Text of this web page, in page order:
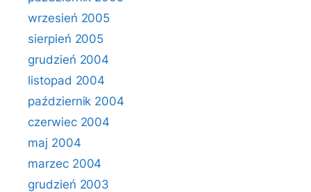
wrzesień 2005
sierpień 2005
grudzień 2004
listopad 2004
październik 2004
czerwiec 2004
maj 2004
marzec 2004
grudzień 2003